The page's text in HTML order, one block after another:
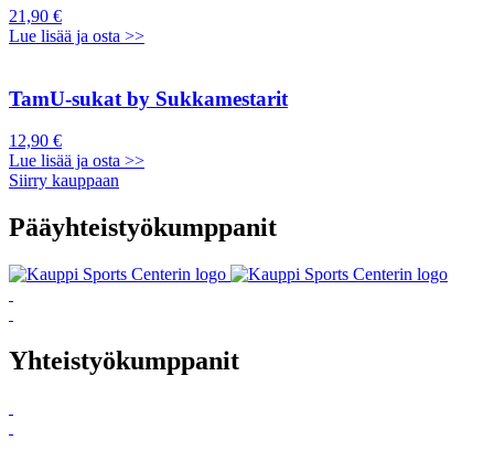
21,90 €
Lue lisää ja osta >>
TamU-sukat by Sukkamestarit
12,90 €
Lue lisää ja osta >>
Siirry kauppaan
Pääyhteistyökumppanit
Yhteistyökumppanit